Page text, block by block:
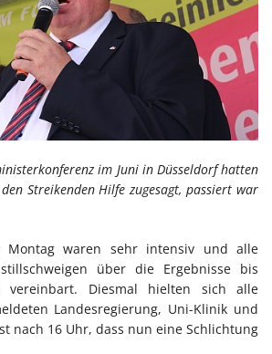
im Juni in Düsseldorf hatten
Streikenden Hilfe zugesagt, passiert war
Montag waren sehr intensiv und alle
über die Ergebnisse bis
vereinbart. Diesmal hielten sich alle
Landesregierung, Uni-Klinik und
nach 16 Uhr, dass nun eine Schlichtung